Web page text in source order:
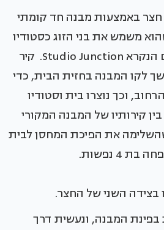
באמצעות מבנה חד קומתי
משמש את בני הזוג כסטודיו
לעסק המתפתח שלהם הנקרא Studio Junction. קיר
לקו המבנה בחזית הבית, כדי
וכך נוצרו בית וסטודיו
קירותיו של המבנה המקורי
את הפיכת המחסן לבית
4 נפשות.
בצידה השני של החצר.
המבנה, ונעשית דרך